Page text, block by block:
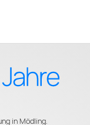
in Mödling.